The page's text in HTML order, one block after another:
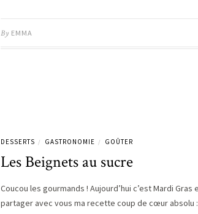
By EMMA
DESSERTS / GASTRONOMIE / GOÛTER
Les Beignets au sucre
Coucou les gourmands ! Aujourd’hui c’est Mardi
partager avec vous ma recette coup de cœur absolu